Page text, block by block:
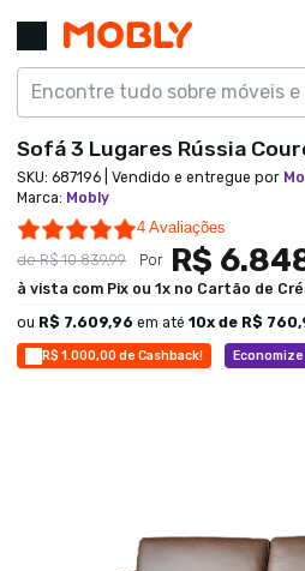
R$ 1.000,00 de Cashback! Economize
Sofá 3 Lugares Rússia
SKU: 687196 | Vendido e entregue por
Marca: Mobly
5.0 star rating
4 Avaliações
deR$ 10.839,99 Por R$
à vista com Pix ou 1x no Cartão de
ou R$ 7.609,96 em até 10x de R$